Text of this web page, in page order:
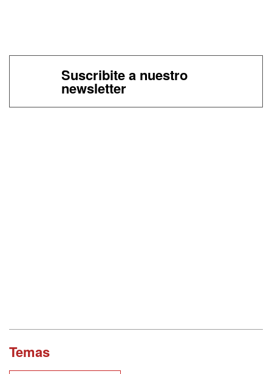
Suscribite a nuestro
newsletter
Temas